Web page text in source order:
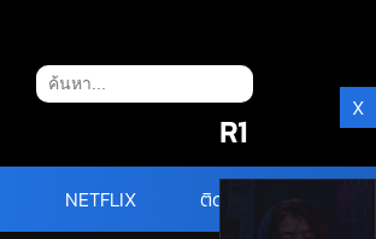
NETFLIX ติดต่อ
X
R1